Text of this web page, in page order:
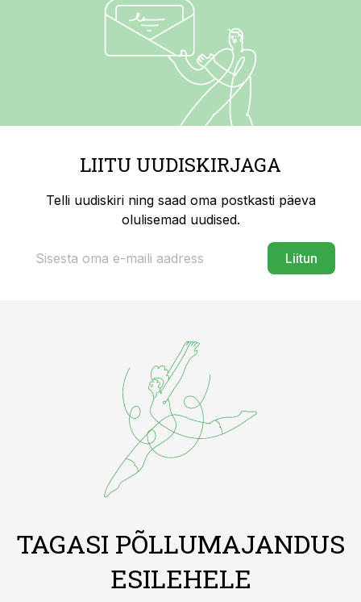
LIITU UUDISKIRJAGA
Telli uudiskiri ning saad oma postkasti päeva
olulisemad uudised.
Liitun
TAGASI PÕLLUMAJANDUS
ESILEHELE